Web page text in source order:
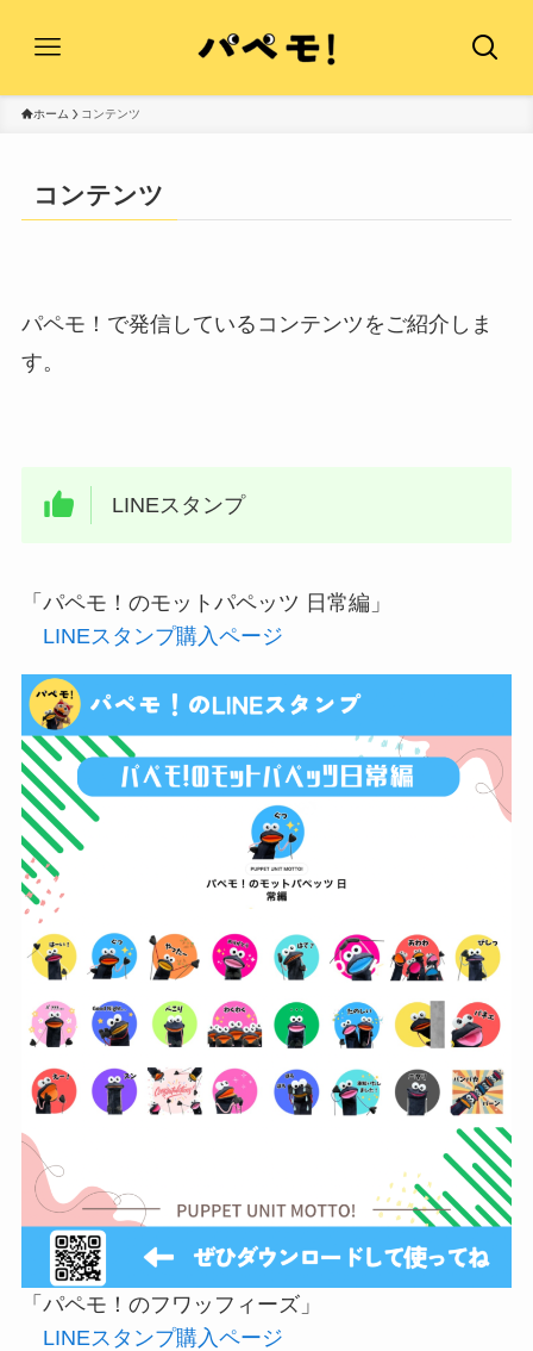
ホーム コンテンツ
コンテンツ
パペモ！で発信しているコンテンツをご紹介しま
す。
LINEスタンプ
「パペモ！のモットパペッツ 日常編」
LINEスタンプ購入ページ
「パペモ！のフワッフィーズ」
LINEスタンプ購入ページ